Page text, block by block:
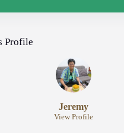
Profile
Jeremy
View Profile